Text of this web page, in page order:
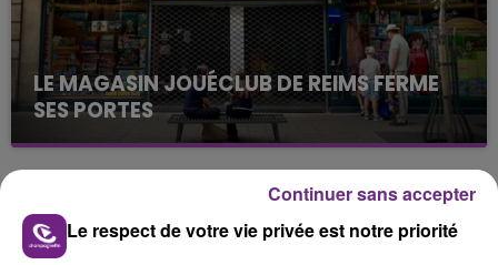
LE MAGASIN JOUÉCLUB DE REIMS FERME
SES PORTES
C'était l'une des institutions du centre-ville
rémois. Le magasin JouéClub est contraint de
TITRES DIFFUSÉS
Le respect de votre vie privée est notre priorité
Continuer sans accepter